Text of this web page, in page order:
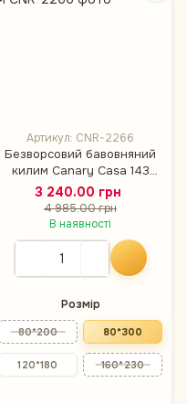
Артикул: CNR-2266
Безворсовий бавовняний
килим Canary Casa 143
бежевий/молочний,
80×300 см
3 240.00 грн
4 985.00 грн
В наявності
Розмір
80*200 80*300
120*180 160*230